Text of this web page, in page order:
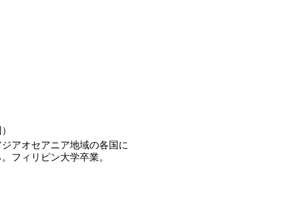
アオセアニア地域の各国に
フィリピン大学卒業。